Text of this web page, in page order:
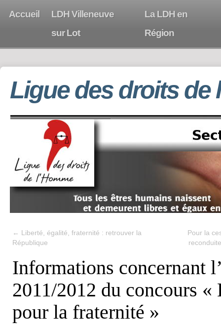
Accueil
LDH Villeneuve
sur Lot
La LDH en
Région
Ligue des droits de
← Liberté, égalité, fraternité : retrouver la
République
Pour la
Informations concernant
2011/2012 du concours «
pour la fraternité »